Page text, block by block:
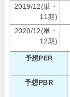
2019/12(単・
11期)
2020/12(単・
12期)
予想PER
予想PBR